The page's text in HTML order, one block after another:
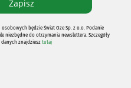
będzie Świat Oze Sp. z o.o. Podanie
niezbędne do otrzymania newslettera. Szczegóły
znajdziesz tutaj